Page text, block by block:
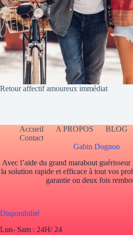
Retour affectif amoureux immédiat
Accueil A PROPOS BLOG
Contact
Gabin Dognon
Avec l’aide du grand marabout
la solution rapide et efficace à tout vos
garantie ou deux fois
Disponibilité
Lun- Sam : 24H/ 24